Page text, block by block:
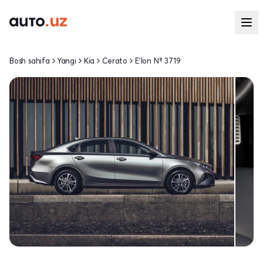
Bosh sahifa Yangi Kia Cerato E'lon № 3719